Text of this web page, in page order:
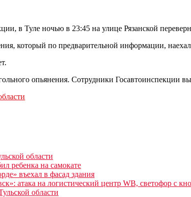
в Туле ночью в 23:45 на улице Рязанской
который по предварительной информации, наехал
опьянения. Сотрудники Госавтоинспекции
области
ребенка на самокате
въехал в фасад здания
атака на логистический центр WB, светофор с
области